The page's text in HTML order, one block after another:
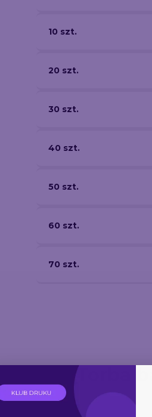
10 szt.
20 szt.
30 szt.
40 szt.
50 szt.
60 szt.
70 szt.
Torba